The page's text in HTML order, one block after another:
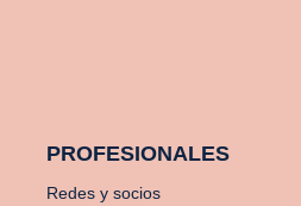
PROFESIONALES
Redes y socios